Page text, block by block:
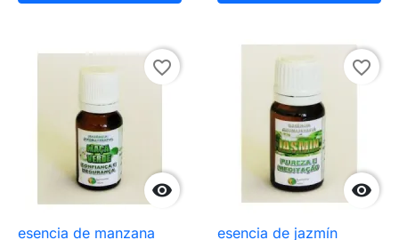

favorite_border
esencia de manzana

favorite_border
esencia de jazmín